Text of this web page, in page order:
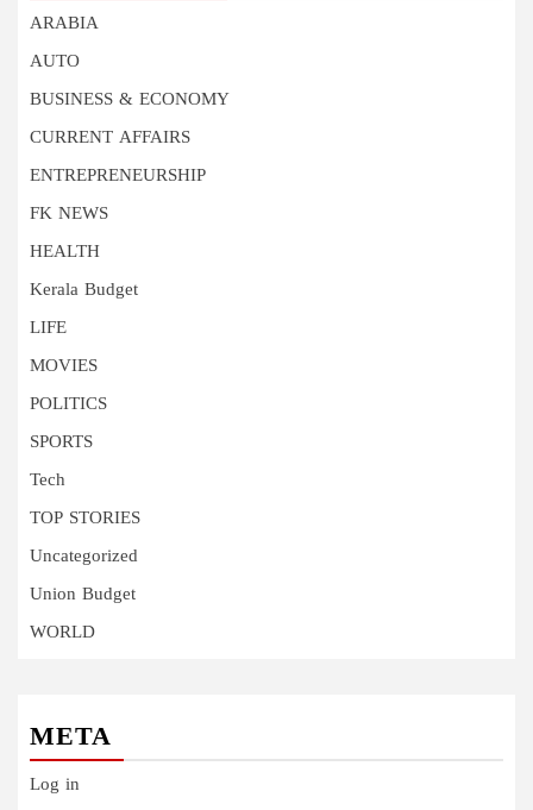
ARABIA
AUTO
BUSINESS & ECONOMY
CURRENT AFFAIRS
ENTREPRENEURSHIP
FK NEWS
HEALTH
Kerala Budget
LIFE
MOVIES
POLITICS
SPORTS
Tech
TOP STORIES
Uncategorized
Union Budget
WORLD
META
Log in